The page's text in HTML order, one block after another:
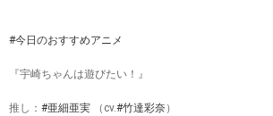
#今日のおすすめアニメ
『宇崎ちゃんは遊びたい！』
推し： #亜細亜実 （cv.#竹達彩奈）